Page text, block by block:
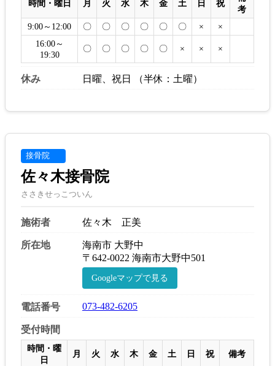
時間・曜日 月 火 水 木 金 土 日 祝
考
9:00～12:00
〇 〇 〇 〇 〇 〇 ×
×
16:00～
19:30
〇 〇 〇 〇 〇 × × ×
休み 日曜、祝日 （半休：土曜）
接骨院
佐々木接骨院
ささきせっこついん
施術者 佐々木 正美
所在地
海南市 大野中
〒642-0022 海南市大野中501
Googleマップで見る
電話番号 073-482-6205
受付時間
時間・曜
日
月 火 水 木 金 土 日 祝 備考